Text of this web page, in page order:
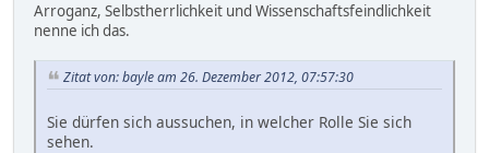
Arroganz, Selbstherrlichkeit und Wissenschaftsfeindlichkeit
nenne ich das.
Zitat von: bayle am 26. Dezember 2012, 07:57:30
Sie dürfen sich aussuchen, in welcher Rolle Sie sich
sehen.